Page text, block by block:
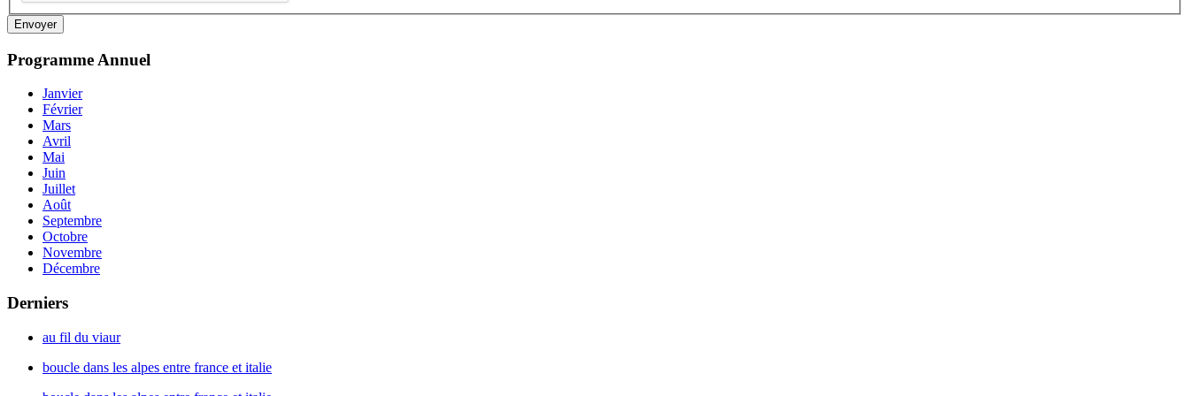
Envoyer
Programme Annuel
Janvier
Février
Mars
Avril
Mai
Juin
Juillet
Août
Septembre
Octobre
Novembre
Décembre
Derniers
au fil du viaur
boucle dans les alpes entre france et italie